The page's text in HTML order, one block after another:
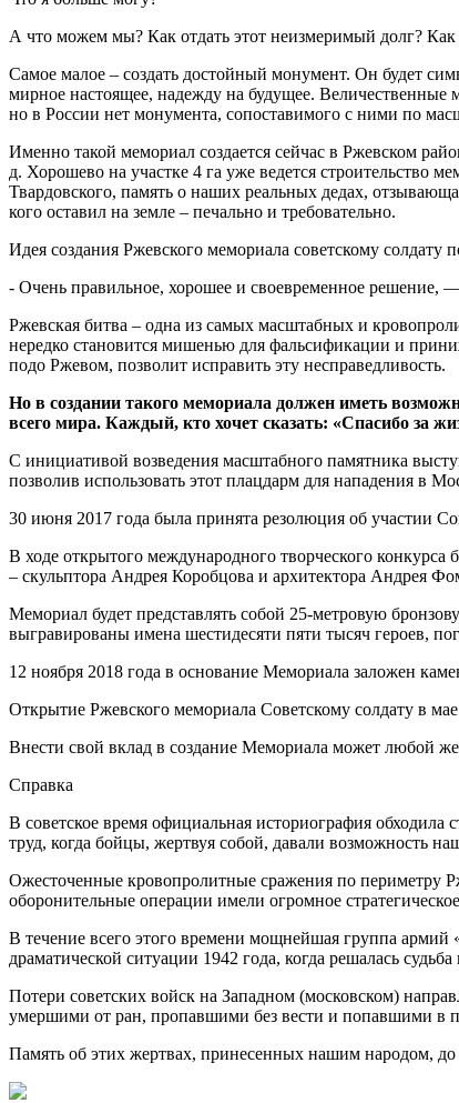
А что можем мы? Как отдать этот неизмеримый долг?
Самое малое – создать достойный монумент. Он будет
мирное настоящее, надежду на будущее. Величественные
но в России нет монумента, сопоставимого с ними по
Именно такой мемориал создается сейчас в Ржевском
д. Хорошево на участке 4 га уже ведется строительство
Твардовского, память о наших реальных дедах,
кого оставил на земле – печально и требовательно.
Идея создания Ржевского мемориала советскому
- Очень правильное, хорошее и своевременное
Ржевская битва – одна из самых масштабных и
нередко становится мишенью для фальсификации и
подо Ржевом, позволит исправить эту несправедливость.
Но в создании такого мемориала должен иметь
всего мира. Каждый, кто хочет сказать: «Спасибо за
С инициативой возведения масштабного памятника
позволив использовать этот плацдарм для нападения в
30 июня 2017 года была принята резолюция об участии
В ходе открытого международного творческого
– скульптора Андрея Коробцова и архитектора Андрея
Мемориал будет представлять собой 25-метровую
выгравированы имена шестидесяти пяти тысяч героев,
12 ноября 2018 года в основание Мемориала заложен
Открытие Ржевского мемориала Советскому солдату в
Внести свой вклад в создание Мемориала может любой
Справка
В советское время официальная историография
труд, когда бойцы, жертвуя собой, давали возможность
Ожесточенные кровопролитные сражения по периметру
оборонительные операции имели огромное
В течение всего этого времени мощнейшая группа
драматической ситуации 1942 года, когда решалась
Потери советских войск на Западном (московском)
умершими от ран, пропавшими без вести и попавшими в
Память об этих жертвах, принесенных нашим народом, до